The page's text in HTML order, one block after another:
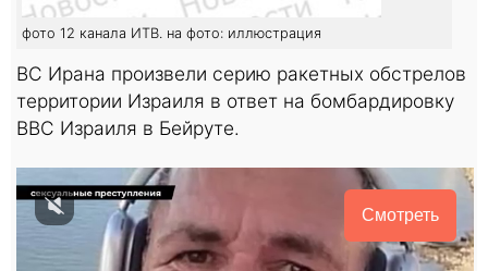
фото 12 канала ИТВ. на фото: иллюстрация
ВС Ирана произвели серию ракетных обстрелов
территории Израиля в ответ на бомбардировку
ВВС Израиля в Бейруте.
Смотреть